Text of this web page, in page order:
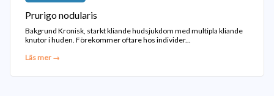
Prurigo nodularis
Bakgrund Kronisk, starkt kliande hudsjukdom med multipla kliande
knutor i huden. Förekommer oftare hos individer...
Läs mer →